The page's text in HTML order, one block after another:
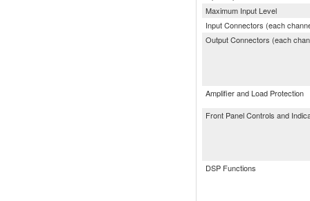
Maximum Input Level
Input Connectors (each
Output Connectors (each
Amplifier and Load Protection
Front Panel Controls and
DSP Functions